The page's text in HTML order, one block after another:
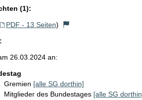
(1):
PDF - 13 Seiten)
26.03.2024 an:
Gremien [alle SG dorthin]
Mitglieder des Bundestages [alle SG